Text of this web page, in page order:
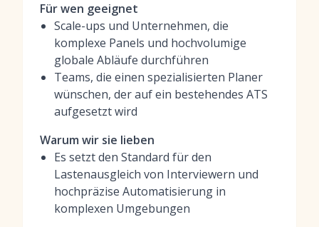
Für wen geeignet
Scale-ups und Unternehmen, die
komplexe Panels und hochvolumige
globale Abläufe durchführen
Teams, die einen spezialisierten Planer
wünschen, der auf ein bestehendes ATS
aufgesetzt wird
Warum wir sie lieben
Es setzt den Standard für den
Lastenausgleich von Interviewern und
hochpräzise Automatisierung in
komplexen Umgebungen